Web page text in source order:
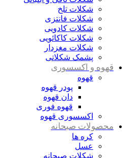
شکلات تلخ
شکلات فانتزی
شکلات کادویی
شکلات کاکائویی
شکلات مغزدار
پشمک شکلاتی
قهوه و اکسسوری
قهوه
پودر قهوه
دان قهوه
قهوه فوری
اکسسوری قهوه
محصولات صبحانه
کره ها
عسل
شکلات صبحانه